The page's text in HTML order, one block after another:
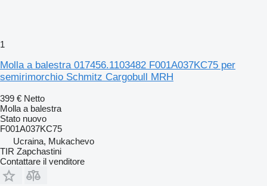
1
Molla a balestra 017456.1103482 F001A037KC75 per
semirimorchio Schmitz Cargobull MRH
399 € Netto
Molla a balestra
Stato nuovo
F001A037KC75
Ucraina, Mukachevo
TIR Zapchastini
Contattare il venditore